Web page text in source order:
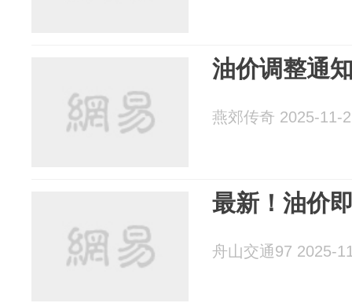
油价调整通
燕郊传奇 2025-11-
最新！油价
舟山交通97 2025-